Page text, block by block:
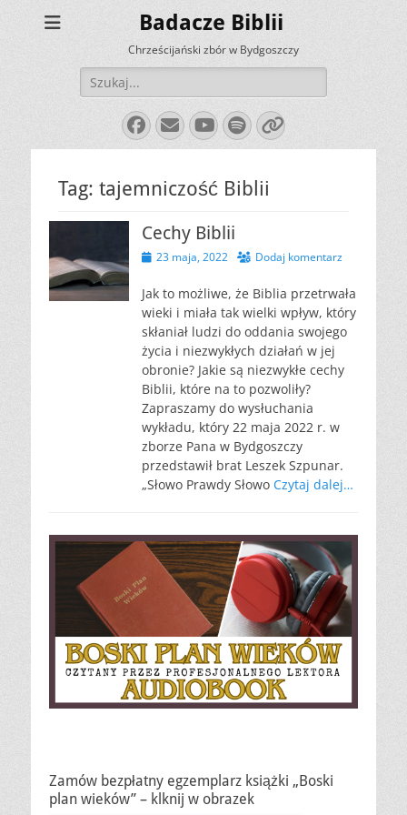
Badacze Biblii
Chrześcijański zbór w Bydgoszczy
Szukaj:
Facebook
E-
mail
YouTube
Spotify
Link
Tag: tajemniczość Biblii
Cechy Biblii
Opublikowano
23 maja, 2022 Dodaj komentarz
Jak to możliwe, że Biblia przetrwała
wieki i miała tak wielki wpływ, który
skłaniał ludzi do oddania swojego
życia i niezwykłych działań w jej
obronie? Jakie są niezwykłe cechy
Biblii, które na to pozwoliły?
Zapraszamy do wysłuchania
wykładu, który 22 maja 2022 r. w
zborze Pana w Bydgoszczy
przedstawił brat Leszek Szpunar.
„Słowo Prawdy Słowo Czytaj dalej…
Zamów bezpłatny egzemplarz książki „Boski
plan wieków” – klknij w obrazek